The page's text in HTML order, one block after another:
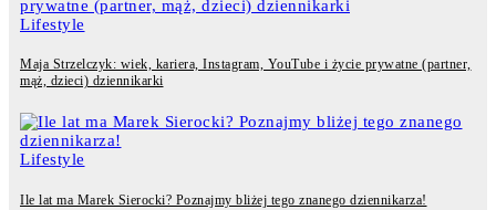
Lifestyle
Maja Strzelczyk: wiek, kariera, Instagram, YouTube i życie prywatne (partner,
mąż, dzieci) dziennikarki
Lifestyle
Ile lat ma Marek Sierocki? Poznajmy bliżej tego znanego dziennikarza!